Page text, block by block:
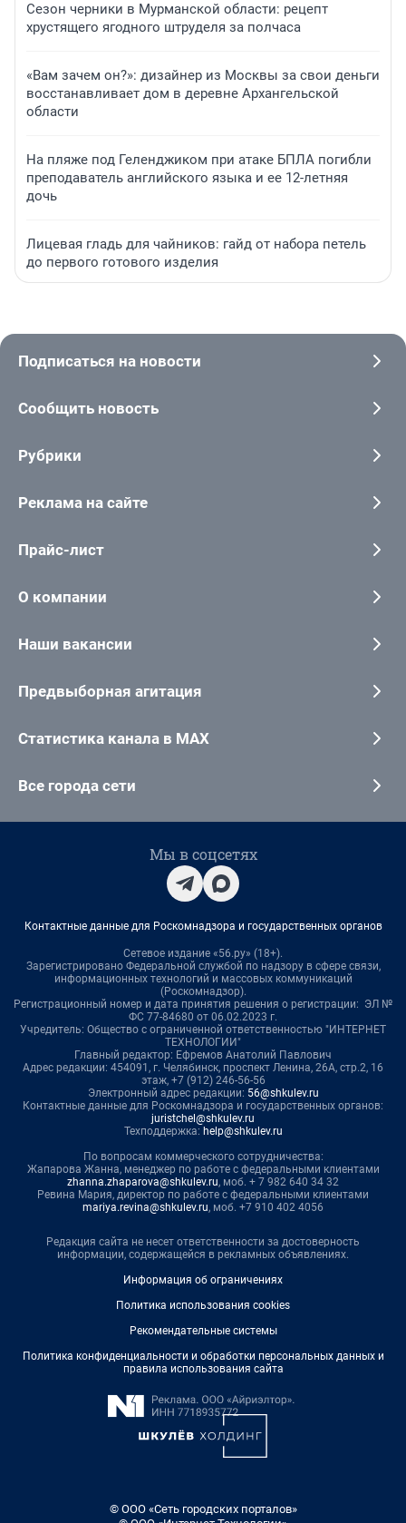
Сезон черники в Мурманской области: рецепт
хрустящего ягодного штруделя за полчаса
«Вам зачем он?»: дизайнер из Москвы за свои деньги
восстанавливает дом в деревне Архангельской
области
На пляже под Геленджиком при атаке БПЛА погибли
преподаватель английского языка и ее 12-летняя
дочь
Лицевая гладь для чайников: гайд от набора петель
до первого готового изделия
Подписаться на новости
Сообщить новость
Рубрики
Реклама на сайте
Прайс-лист
О компании
Наши вакансии
Предвыборная агитация
Статистика канала в MAX
Все города сети
Мы в соцсетях
Контактные данные для Роскомнадзора и государственных органов
Сетевое издание «56.ру» (18+).
Зарегистрировано Федеральной службой по надзору в сфере связи,
информационных технологий и массовых коммуникаций
(Роскомнадзор).
Регистрационный номер и дата принятия решения о регистрации: ЭЛ №
ФС 77-84680 от 06.02.2023 г.
Учредитель: Общество с ограниченной ответственностью "ИНТЕРНЕТ
ТЕХНОЛОГИИ"
Главный редактор: Ефремов Анатолий Павлович
Адрес редакции: 454091, г. Челябинск, проспект Ленина, 26А, стр.2, 16
этаж, +7 (912) 246-56-56
Электронный адрес редакции: 56@shkulev.ru
Контактные данные для Роскомнадзора и государственных органов:
juristchel@shkulev.ru
Техподдержка: help@shkulev.ru
По вопросам коммерческого сотрудничества:
Жапарова Жанна, менеджер по работе с федеральными клиентами
zhanna.zhaparova@shkulev.ru, моб. + 7 982 640 34 32
Ревина Мария, директор по работе с федеральными клиентами
mariya.revina@shkulev.ru, моб. +7 910 402 4056
Редакция сайта не несет ответственности за достоверность
информации, содержащейся в рекламных объявлениях.
Информация об ограничениях
Политика использования cookies
Рекомендательные системы
Политика конфиденциальности и обработки персональных данных и
правила использования сайта
© ООО «Сеть городских порталов»